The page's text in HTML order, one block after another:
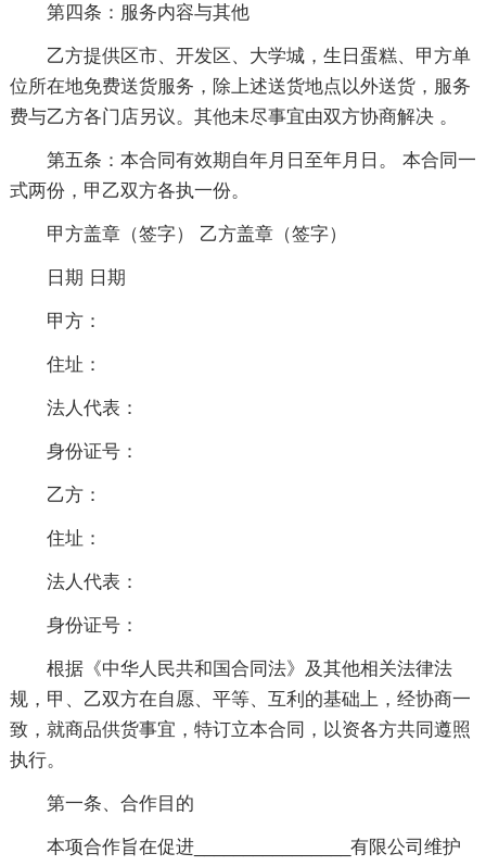
第四条：服务内容与其他
乙方提供区市、开发区、大学城，生日蛋糕、甲方单
位所在地免费送货服务，除上述送货地点以外送货，服务
费与乙方各门店另议。其他未尽事宜由双方协商解决 。
第五条：本合同有效期自年月日至年月日。 本合同一
式两份，甲乙双方各执一份。
甲方盖章（签字） 乙方盖章（签字）
日期 日期
甲方：
住址：
法人代表：
身份证号：
乙方：
住址：
法人代表：
身份证号：
根据《中华人民共和国合同法》及其他相关法律法
规，甲、乙双方在自愿、平等、互利的基础上，经协商一
致，就商品供货事宜，特订立本合同，以资各方共同遵照
执行。
第一条、合作目的
本项合作旨在促进________________有限公司维护